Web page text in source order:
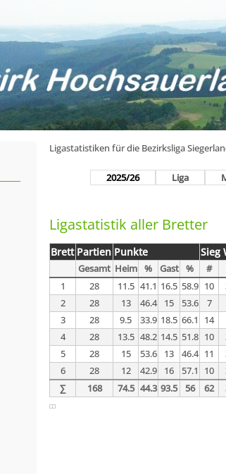
Ligastatistiken für die Bezirksliga
2025/26 Liga
Ligastatistik aller Bretter
Brett Partien Punkte Sieg
Gesamt Heim % Gast % #
1
28 11.5 41.1 16.5 58.9 10
2
28 13 46.4 15 53.6 7
3
28 9.5 33.9 18.5 66.1 14
4
28 13.5 48.2 14.5 51.8 10
5
28 15 53.6 13 46.4 11
6
28 12 42.9 16 57.1 10
∑
168 74.5 44.3 93.5 56 62